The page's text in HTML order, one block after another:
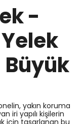
-
yakın koruma
iri yapılı kişilerin
için tasarlanan bu